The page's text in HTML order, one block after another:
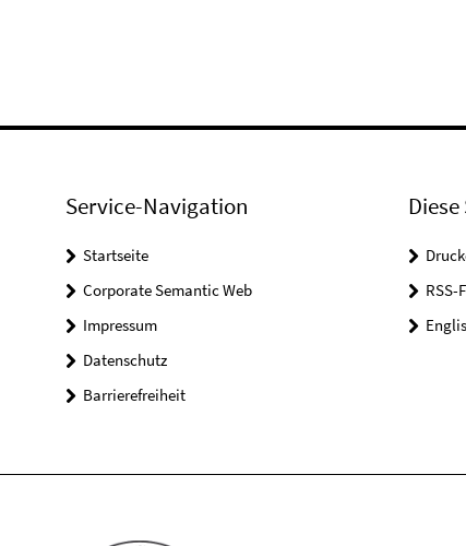
Service-Navigation
Startseite
Corporate Semantic Web
Impressum
Datenschutz
Barrierefreiheit
Diese
RSS-